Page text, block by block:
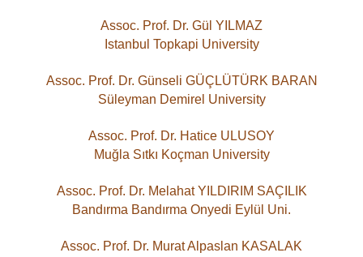
Assoc. Prof. Dr. Gül YILMAZ
Istanbul Topkapi University
Assoc. Prof. Dr. Günseli GÜÇLÜTÜRK BARAN
Süleyman Demirel University
Assoc. Prof. Dr. Hatice ULUSOY
Muğla Sıtkı Koçman University
Assoc. Prof. Dr. Melahat YILDIRIM SAÇILIK
Bandırma Bandırma Onyedi Eylül Uni.
Assoc. Prof. Dr. Murat Alpaslan KASALAK